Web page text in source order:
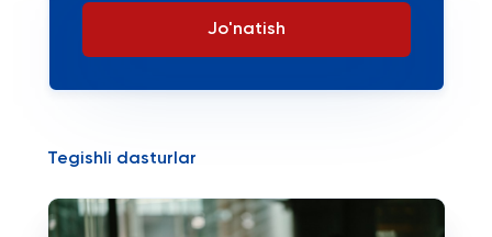
Jo'natish
Tegishli dasturlar